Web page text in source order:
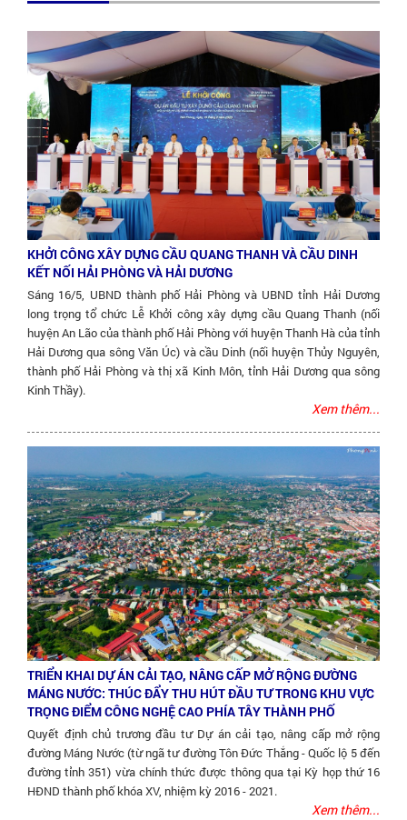
KHỞI CÔNG XÂY DỰNG CẦU QUANG THANH VÀ CẦU DINH
KẾT NỐI HẢI PHÒNG VÀ HẢI DƯƠNG
Sáng 16/5, UBND thành phố Hải Phòng và UBND tỉnh Hải Dương
long trọng tổ chức Lễ Khởi công xây dựng cầu Quang Thanh (nối
huyện An Lão của thành phố Hải Phòng với huyện Thanh Hà của tỉnh
Hải Dương qua sông Văn Úc) và cầu Dinh (nối huyện Thủy Nguyên,
thành phố Hải Phòng và thị xã Kinh Môn, tỉnh Hải Dương qua sông
Kinh Thầy).
Xem thêm...
TRIỂN KHAI DỰ ÁN CẢI TẠO, NÂNG CẤP MỞ RỘNG ĐƯỜNG
MÁNG NƯỚC: THÚC ĐẨY THU HÚT ĐẦU TƯ TRONG KHU VỰC
TRỌNG ĐIỂM CÔNG NGHỆ CAO PHÍA TÂY THÀNH PHỐ
Quyết định chủ trương đầu tư Dự án cải tạo, nâng cấp mở rộng
đường Máng Nước (từ ngã tư đường Tôn Đức Thắng - Quốc lộ 5 đến
đường tỉnh 351) vừa chính thức được thông qua tại Kỳ họp thứ 16
HĐND thành phố khóa XV, nhiệm kỳ 2016 - 2021.
Xem thêm...